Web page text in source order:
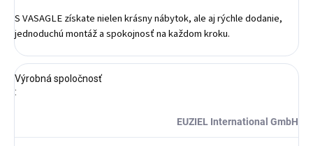
S VASAGLE získate nielen krásny nábytok, ale aj rýchle dodanie,
jednoduchú montáž a spokojnosť na každom kroku.
Výrobná spoločnosť
:
EUZIEL International GmbH